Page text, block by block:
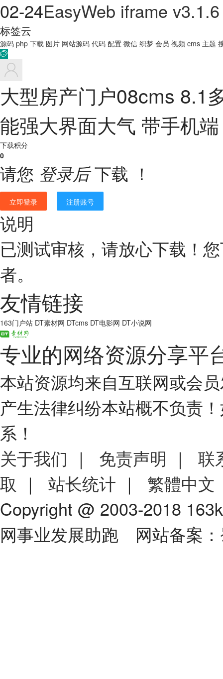
02-24EasyWeb iframe v3.1.6
标签云
源码 php 下载 图片 网站源码 代码 配置 微信 织梦 会员 视频 cms 主题

大型房产门户08cms 8.1
能强大界面大气 带手机
下载积分
0
请您 登录后下载 ！
立即登录 注册账号
说明
已测试审核，请放心下载！
者。
友情链接
163门户站 DT素材网 DTcms DT电影网 DT小说网
专业的网络资源分享平
本站资源均来自互联网或会
产生法律纠纷本站概不负责
系！
关于我们 ｜ 免责声明 ｜ 联
取 ｜ 站长统计 ｜ 繁體中文
Copyright @ 2003-2018
网事业发展助跑 网站备案：